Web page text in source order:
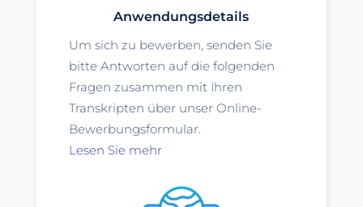
Anwendungsdetails
Um sich zu bewerben, senden Sie
bitte Antworten auf die folgenden
Fragen zusammen mit Ihren
Transkripten über unser Online-
Bewerbungsformular.
Lesen Sie mehr